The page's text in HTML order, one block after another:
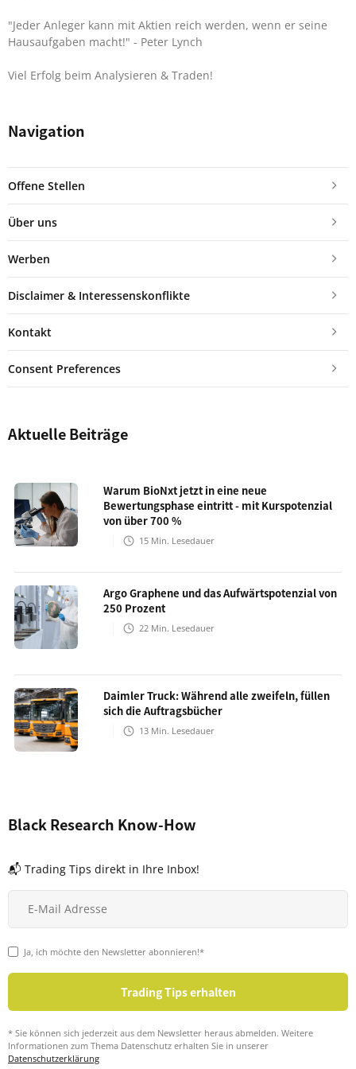
"Jeder Anleger kann mit Aktien reich werden, wenn er seine
Hausaufgaben macht!" - Peter Lynch
Viel Erfolg beim Analysieren & Traden!
Navigation
Offene Stellen
Über uns
Werben
Disclaimer & Interessenskonflikte
Kontakt
Consent Preferences
Aktuelle Beiträge
Warum BioNxt jetzt in eine neue
Bewertungsphase eintritt - mit Kurspotenzial
von über 700 %
15 Min. Lesedauer
Argo Graphene und das Aufwärtspotenzial von
250 Prozent
22 Min. Lesedauer
Daimler Truck: Während alle zweifeln, füllen
sich die Auftragsbücher
13 Min. Lesedauer
Black Research Know-How
📬 Trading Tips direkt in Ihre Inbox!
Ja, ich möchte den Newsletter abonnieren!*
* Sie können sich jederzeit aus dem Newsletter heraus abmelden. Weitere
Informationen zum Thema Datenschutz erhalten Sie in unserer
Datenschutzerklärung